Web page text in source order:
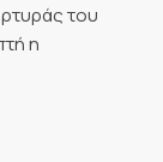
του
η